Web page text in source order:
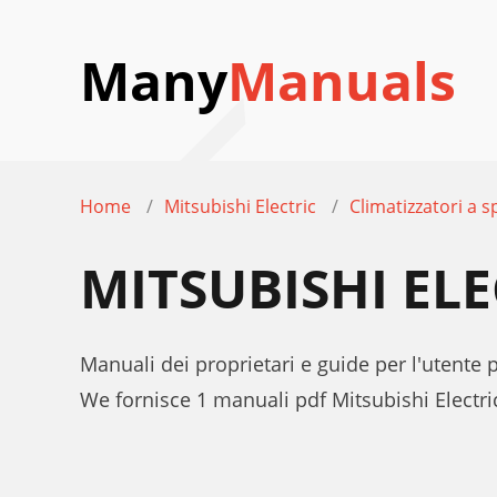
ManyManuals
Home Mitsubishi Electric Climatizzatori a
MITSUBISHI
Manuali dei proprietari e guide per l'utente
We fornisce 1 manuali pdf Mitsubishi